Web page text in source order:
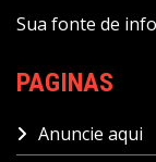
Sua fonte de
PAGINAS
Anuncie aqui